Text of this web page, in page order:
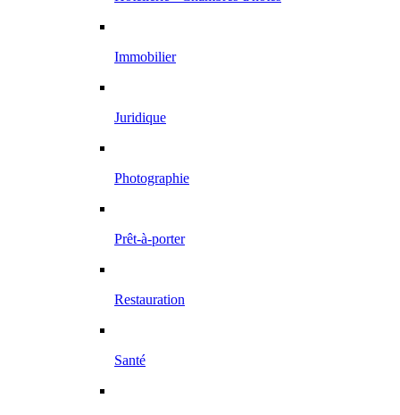
Immobilier
Juridique
Photographie
Prêt-à-porter
Restauration
Santé